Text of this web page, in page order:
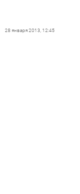
28 января 2013, 12:45